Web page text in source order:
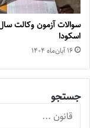
اسکودا
۱۶ آبان‌ماه ۱۴۰۴
جستجو